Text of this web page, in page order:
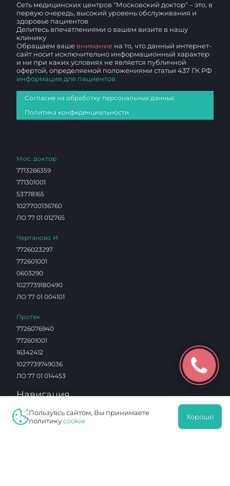
Сеть медицинских центров "Московский доктор" – это, в
первую очередь, высокий уровень обслуживания и
здоровье пациентов
Делитесь впечатлениями о вашем визите в нашу
клинику
Обращаем ваше внимание на то, что данный интернет-
сайт носит исключительно информационный характер
и ни при каких условиях не является публичной
офертой, определяемой положениями статьи 437 ГК РФ
информация для пациентов
Согласие на обработку персональных данных
Политика конфиденциальности
Мос. доктор
7713266359
771301001
53778165
1027700136760
ЛО 77 01 012765
Чертаново И
7726023297
772601001
0603290
1027739180490
ЛО 77 01 004101
Протек
7726076940
772601001
16342412
1027739749036
ЛО 77 01 014453
Навигация
Услуги
Пользуясь сайтом, Вы принимаете
политикуcookie Хорошо